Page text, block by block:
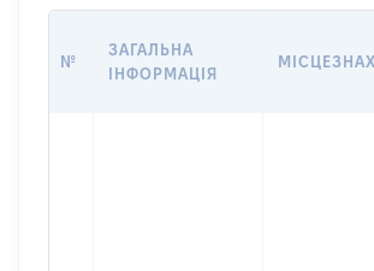
№
ЗАГАЛЬНА
ІНФОРМАЦІЯ